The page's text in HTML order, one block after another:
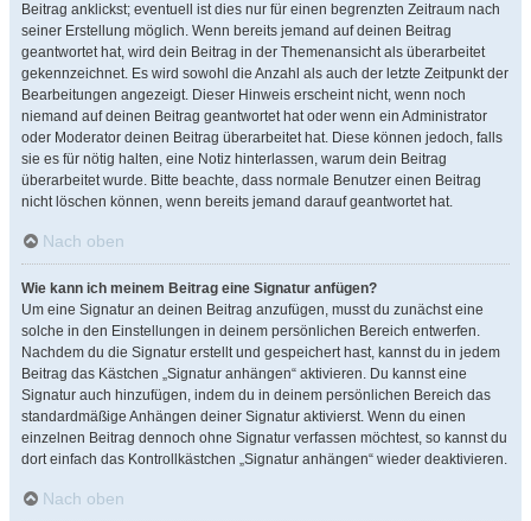
Beitrag anklickst; eventuell ist dies nur für einen begrenzten Zeitraum nach
seiner Erstellung möglich. Wenn bereits jemand auf deinen Beitrag
geantwortet hat, wird dein Beitrag in der Themenansicht als überarbeitet
gekennzeichnet. Es wird sowohl die Anzahl als auch der letzte Zeitpunkt der
Bearbeitungen angezeigt. Dieser Hinweis erscheint nicht, wenn noch
niemand auf deinen Beitrag geantwortet hat oder wenn ein Administrator
oder Moderator deinen Beitrag überarbeitet hat. Diese können jedoch, falls
sie es für nötig halten, eine Notiz hinterlassen, warum dein Beitrag
überarbeitet wurde. Bitte beachte, dass normale Benutzer einen Beitrag
nicht löschen können, wenn bereits jemand darauf geantwortet hat.
Nach oben
Wie kann ich meinem Beitrag eine Signatur anfügen?
Um eine Signatur an deinen Beitrag anzufügen, musst du zunächst eine
solche in den Einstellungen in deinem persönlichen Bereich entwerfen.
Nachdem du die Signatur erstellt und gespeichert hast, kannst du in jedem
Beitrag das Kästchen „Signatur anhängen“ aktivieren. Du kannst eine
Signatur auch hinzufügen, indem du in deinem persönlichen Bereich das
standardmäßige Anhängen deiner Signatur aktivierst. Wenn du einen
einzelnen Beitrag dennoch ohne Signatur verfassen möchtest, so kannst du
dort einfach das Kontrollkästchen „Signatur anhängen“ wieder deaktivieren.
Nach oben